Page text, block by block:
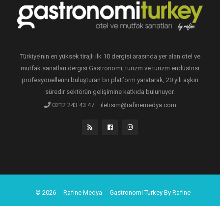
Türkiye’nin en yüksek tirajlı ilk 10 dergisi arasında yer alan otel ve
mutfak sanatları dergisi Gastronomi, turizm ve turizm endüstrisi
profesyonellerini buluşturan bir platform yaratarak, 20 yılı aşkın
süredir sektörün gelişimine katkıda bulunuyor.
0212 243 43 47
iletisim@rafinemedya.com
© 2026 Rafine Medya Gastronomi Turkey By Rafine